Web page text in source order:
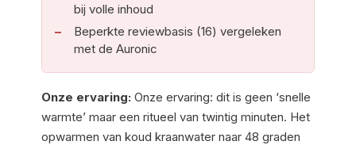
bij volle inhoud
Beperkte reviewbasis (16) vergeleken
met de Auronic
Onze ervaring: Onze ervaring: dit is geen ‘snelle
warmte’ maar een ritueel van twintig minuten. Het
opwarmen van koud kraanwater naar 48 graden